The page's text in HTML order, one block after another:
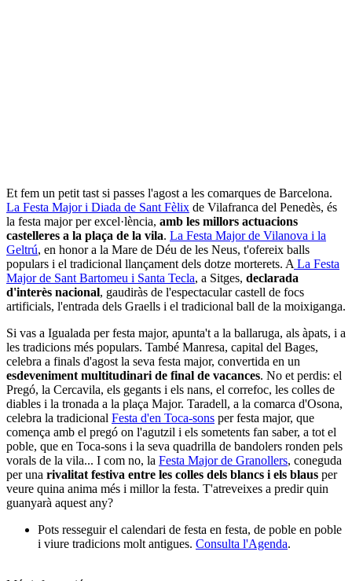
Et fem un petit tast si passes l'agost a les comarques de Barcelona.
La Festa Major i Diada de Sant Fèlixde Vilafranca del Penedès, és
la festa major per excel·lència,amb les millors actuacions
castelleres a la plaça de la vila.La Festa Major de Vilanova i la
Geltrú, en honor a la Mare de Déu de les Neus, t'ofereix balls
populars i el tradicional llançament dels dotze morterets. ALa Festa
Major de Sant Bartomeu i Santa Tecla, a Sitges,declarada
d'interès nacional, gaudiràs de l'espectacular castell de focs
artificials, l'entrada dels Graells i el tradicional ball de la moixiganga.
Si vas a Igualada per festa major, apunta't a la ballaruga, als àpats, i a
les tradicions més populars. També Manresa, capital del Bages,
celebra a finals d'agost la seva festa major, convertida en un
esdeveniment multitudinari de final de vacances. No et perdis: el
Pregó, la Cercavila, els gegants i els nans, el correfoc, les colles de
diables i la tronada a la plaça Major. Taradell, a la comarca d'Osona,
celebra la tradicionalFesta d'en Toca-sonsper festa major, que
comença amb el pregó on l'agutzil i els sometents fan saber, a tot el
poble, que en Toca-sons i la seva quadrilla de bandolers ronden pels
vorals de la vila... I com no, la Festa Major de Granollers, coneguda
per unarivalitat festiva entre les colles dels blancs i els blausper
veure quina anima més i millor la festa. T'atreveixes a predir quin
guanyarà aquest any?
Pots resseguir el calendari de festa en festa, de poble en poble
i viure tradicions molt antigues. Consulta l'Agenda